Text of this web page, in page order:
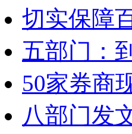
切实保障
五部门：
50家券商
八部门发